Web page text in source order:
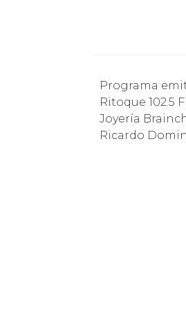
Programa emitido el vivo el pasado miércoles 23 de octubre por las ondas de la radio
Ritoque 102.5
Joyería
Ricardo